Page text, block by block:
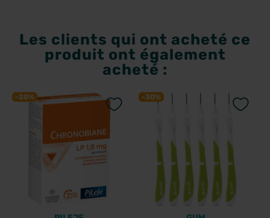
Les clients qui ont acheté ce
produit ont également
acheté :
-20% -30%